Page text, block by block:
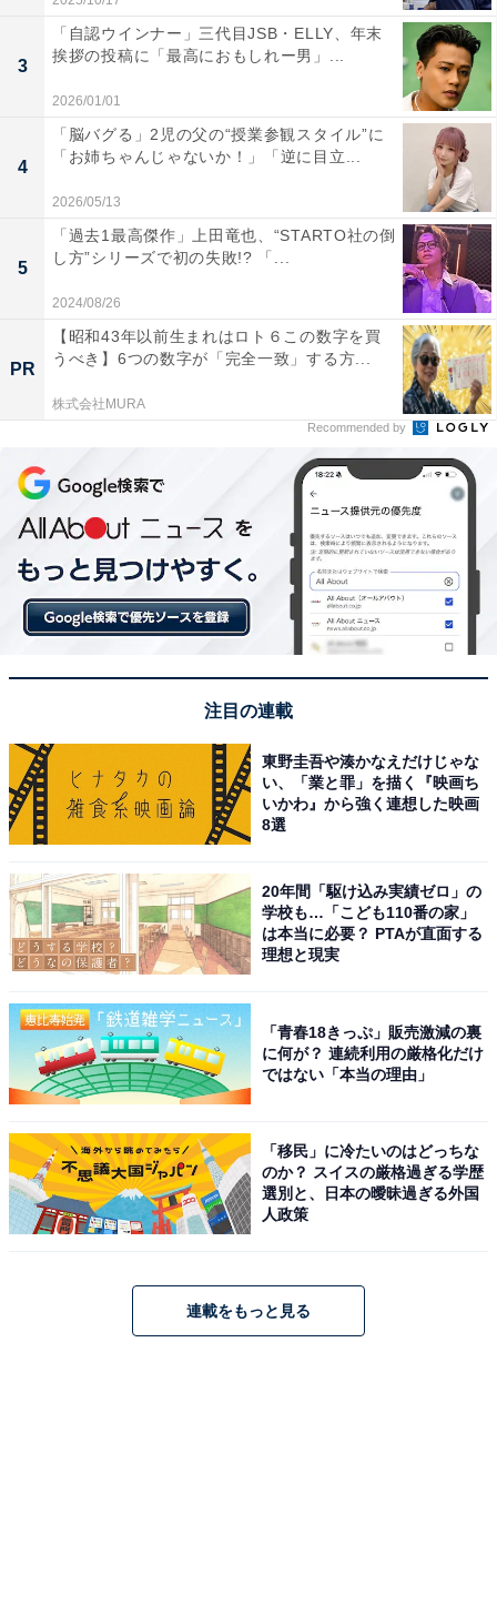
3
「自認ウインナー」三代目JSB・ELLY、年末
挨拶の投稿に「最高におもしれー男」...
2026/01/01
4
「脳バグる」2児の父の“授業参観スタイル”に
「お姉ちゃんじゃないか！」「逆に目立...
2026/05/13
5
「過去1最高傑作」上田竜也、“STARTO社の倒
し方”シリーズで初の失敗!? 「...
2024/08/26
PR
【昭和43年以前生まれはロト６この数字を買
うべき】6つの数字が「完全一致」する方...
株式会社MURA
Recommended by
注目の連載
東野圭吾や湊かなえだけじゃな
い、「業と罪」を描く『映画ち
いかわ』から強く連想した映画
8選
20年間「駆け込み実績ゼロ」の
学校も…「こども110番の家」
は本当に必要？ PTAが直面する
理想と現実
「青春18きっぷ」販売激減の裏
に何が？ 連続利用の厳格化だけ
ではない「本当の理由」
「移民」に冷たいのはどっちな
のか？ スイスの厳格過ぎる学歴
選別と、日本の曖昧過ぎる外国
人政策
連載をもっと見る